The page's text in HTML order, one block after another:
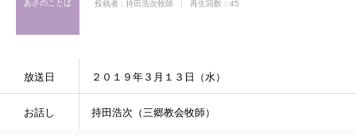
あさのことば 投稿者 : 持田浩次牧師 再生回数：45
放送日 ２０１９年３月１３日（水）
お話し 持田浩次（三郷教会牧師）